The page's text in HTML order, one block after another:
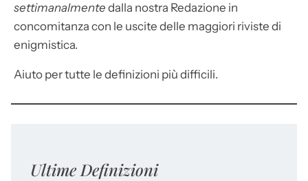
settimanalmente dalla nostra Redazione in
concomitanza con le uscite delle maggiori riviste di
enigmistica.
Aiuto per tutte le definizioni più difficili.
Ultime Definizioni